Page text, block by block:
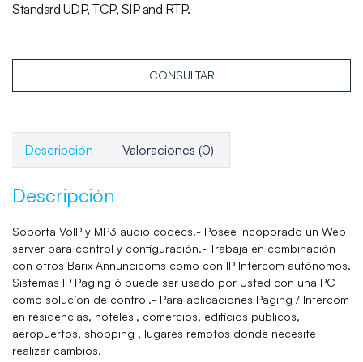
Standard UDP, TCP, SIP and RTP.
CONSULTAR
Descripción Valoraciones (0)
Descripción
Soporta VoIP y MP3 audio codecs.- Posee incoporado un Web
server para control y configuración.- Trabaja en combinación
con otros Barix Annuncicoms como con IP Intercom autónomos,
Sistemas IP Paging ó puede ser usado por Usted con una PC
como solucíon de control.- Para aplicaciones Paging / Intercom
en residencias, hotelesl, comercios, edificios publicos,
aeropuertos, shopping , lugares remotos donde necesite
realizar cambios.